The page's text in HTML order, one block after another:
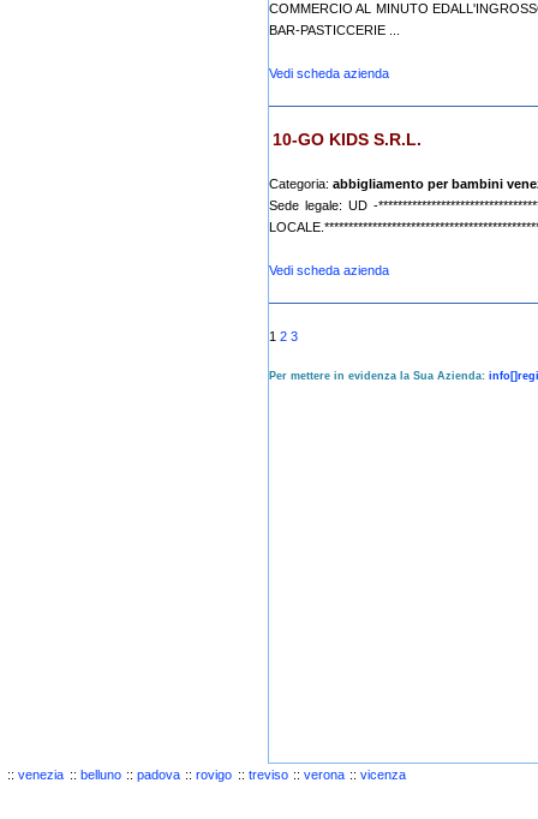
COMMERCIO AL MINUTO
BAR-PASTICCERIE ...
Vedi scheda azienda
10-GO KIDS S.R.L.
Categoria: abbigliamento per bambini
Sede legale: UD -
Vedi scheda azienda
1 2 3
Per mettere in evidenza la Sua Azienda:
:: venezia :: belluno :: padova :: rovigo :: treviso :: verona :: vicenza